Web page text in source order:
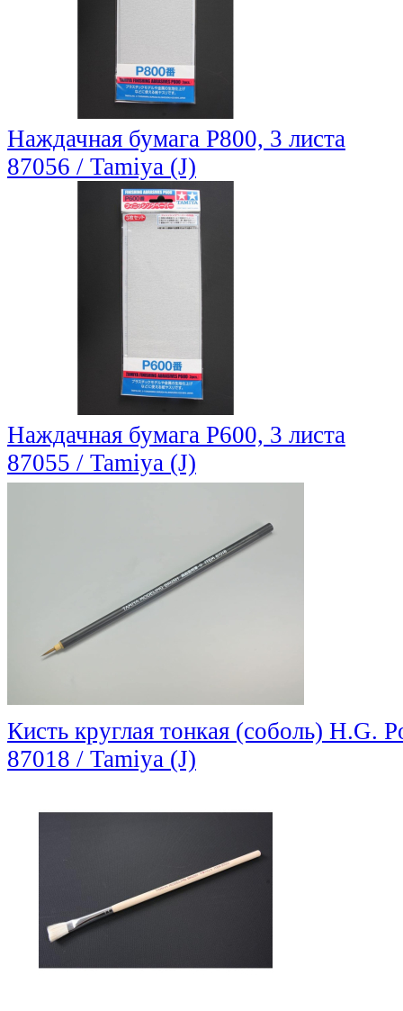
Наждачная бумага P800, 3 листа
87056 / Tamiya (J)
Наждачная бумага P600, 3 листа
87055 / Tamiya (J)
Кисть круглая тонкая (соболь) H.G.
87018 / Tamiya (J)